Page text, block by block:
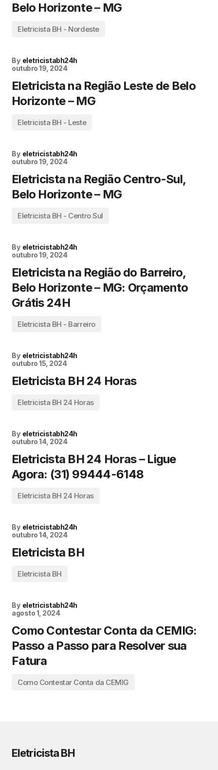
Belo Horizonte – MG
Eletricista BH - Nordeste
By eletricistabh24h
outubro 19, 2024
Eletricista na Região Leste de Belo
Horizonte – MG
Eletricista BH - Leste
By eletricistabh24h
outubro 19, 2024
Eletricista na Região Centro-Sul,
Belo Horizonte – MG
Eletricista BH - Centro Sul
By eletricistabh24h
outubro 19, 2024
Eletricista na Região do Barreiro,
Belo Horizonte – MG: Orçamento
Grátis 24H
Eletricista BH - Barreiro
By eletricistabh24h
outubro 15, 2024
Eletricista BH 24 Horas
Eletricista BH 24 Horas
By eletricistabh24h
outubro 14, 2024
Eletricista BH 24 Horas – Ligue
Agora: (31) 99444-6148
Eletricista BH 24 Horas
By eletricistabh24h
outubro 14, 2024
Eletricista BH
Eletricista BH
By eletricistabh24h
agosto 1, 2024
Como Contestar Conta da CEMIG:
Passo a Passo para Resolver sua
Fatura
Como Contestar Conta da CEMIG
Eletricista BH